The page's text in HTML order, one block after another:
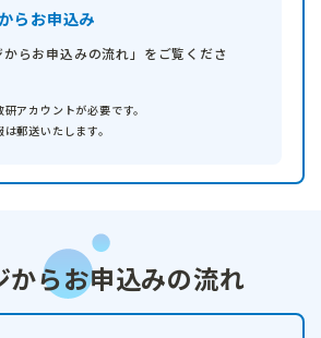
らお申込み
らお申込みの流れ」をご覧くださ
アカウントが必要です。
郵送いたします。
からお申込みの流れ